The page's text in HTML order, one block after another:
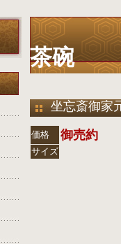
茶碗
坐忘斎御家
価格 御売約
サイズ